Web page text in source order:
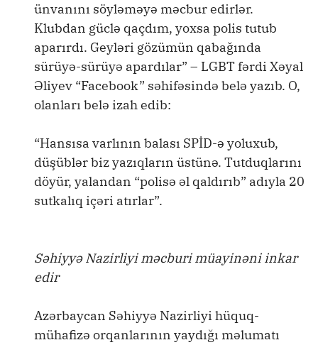
ünvanını söyləməyə məcbur edirlər.
Klubdan güclə qaçdım, yoxsa polis tutub
aparırdı. Geyləri gözümün qabağında
sürüyə-sürüyə apardılar” – LGBT fərdi Xəyal
Əliyev “Facebook” səhifəsində belə yazıb. O,
olanları belə izah edib:
“Hansısa varlının balası SPİD-ə yoluxub,
düşüblər biz yazıqların üstünə. Tutduqlarını
döyür, yalandan “polisə əl qaldırıb” adıyla 20
sutkalıq içəri atırlar”.
Səhiyyə Nazirliyi məcburi müayinəni inkar
edir
Azərbaycan Səhiyyə Nazirliyi hüquq-
mühafizə orqanlarının yaydığı məlumatı